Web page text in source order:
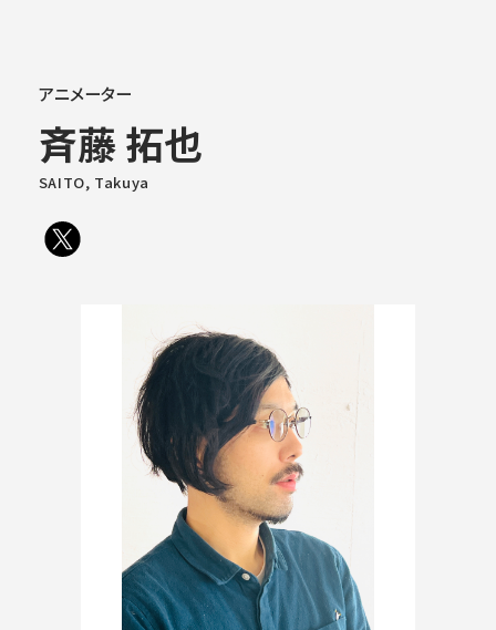
学部学科
教育・社会連携
学生生活・就職
アニメーター
斉藤 拓也
SAITO, Takuya